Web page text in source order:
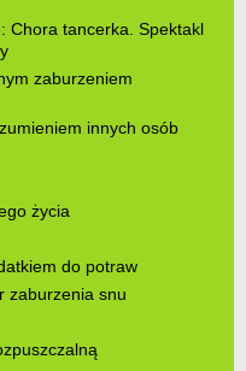
Chora tancerka. Spektakl
zaburzeniem
innych osób
życia
do potraw
zaburzenia snu